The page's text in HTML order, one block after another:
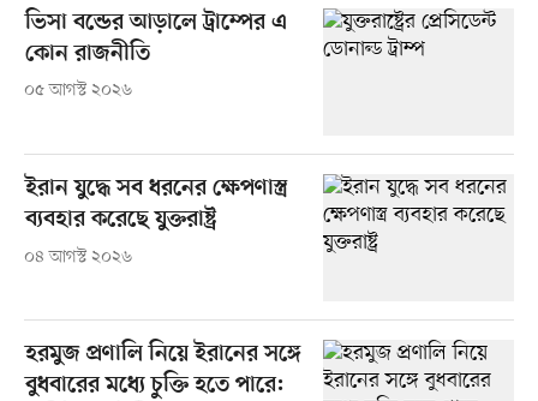
ভিসা বন্ডের আড়ালে ট্রাম্পের এ
কোন রাজনীতি
০৫ আগস্ট ২০২৬
ইরান যুদ্ধে সব ধরনের ক্ষেপণাস্ত্র
ব্যবহার করেছে যুক্তরাষ্ট্র
০৪ আগস্ট ২০২৬
হরমুজ প্রণালি নিয়ে ইরানের সঙ্গে
বুধবারের মধ্যে চুক্তি হতে পারে: